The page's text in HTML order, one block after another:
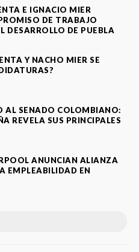
E IGNACIO MIER
DE TRABAJO
DESARROLLO DE PUEBLA
Y NACHO MIER SE
AL SENADO COLOMBIANO:
REVELA SUS PRINCIPALES
ANUNCIAN ALIANZA
EMPLEABILIDAD EN